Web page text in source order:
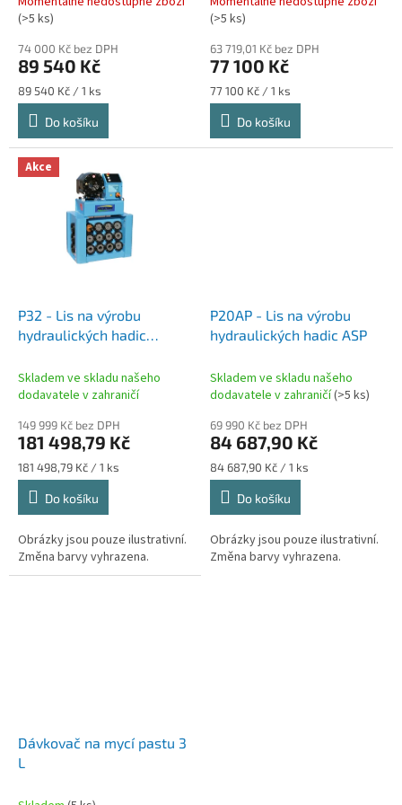
(>5 ks)
74 000 Kč bez DPH
89 540 Kč
Měrná
cena:
89 540 Kč / 1 ks
Do košíku
(>5 ks)
63 719,01 Kč bez DPH
77 100 Kč
Měrná
cena:
77 100 Kč / 1 ks
Do košíku
Akce
P32 - Lis na výrobu
hydraulických hadic
Skladem ve skladu našeho
dodavatele v zahraničí
149 999 Kč bez DPH
181 498,79 Kč
Měrná
cena:
181 498,79 Kč / 1 ks
Do košíku
Obrázky jsou pouze ilustrativní.
Změna barvy vyhrazena.
P20AP - Lis na výrobu
hydraulických hadic ASP
Skladem ve skladu našeho
dodavatele v zahraničí(>5 ks)
69 990 Kč bez DPH
84 687,90 Kč
Měrná
cena:
84 687,90 Kč / 1 ks
Do košíku
Obrázky jsou pouze ilustrativní.
Změna barvy vyhrazena.
Dávkovač na mycí pastu 3
L